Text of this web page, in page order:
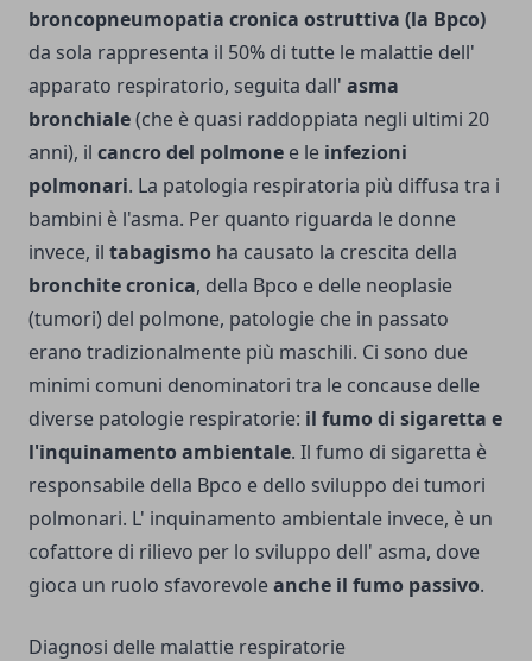
broncopneumopatia cronica ostruttiva (la Bpco)
da sola rappresenta il 50% di tutte le malattie dell'
apparato respiratorio, seguita dall' asma
bronchiale(che è quasi raddoppiata negli ultimi 20
anni), il cancro del polmone e le infezioni
polmonari. La patologia respiratoria più diffusa tra i
bambini è l'asma. Per quanto riguarda le donne
invece, il tabagismo ha causato la crescita della
bronchite cronica, della Bpco e delle neoplasie
(tumori) del polmone, patologie che in passato
erano tradizionalmente più maschili. Ci sono due
minimi comuni denominatori tra le concause delle
diverse patologie respiratorie: il fumo di sigaretta e
l'inquinamento ambientale. Il fumo di sigaretta è
responsabile della Bpco e dello sviluppo dei tumori
polmonari. L' inquinamento ambientale invece, è un
cofattore di rilievo per lo sviluppo dell' asma, dove
gioca un ruolo sfavorevoleanche il fumo passivo.
Diagnosi delle malattie respiratorie